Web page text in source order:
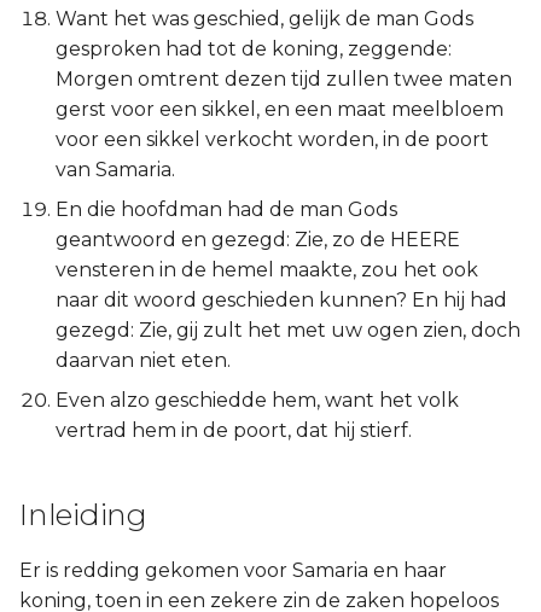
Want het was geschied, gelijk de man Gods
gesproken had tot de koning, zeggende:
Morgen omtrent dezen tijd zullen twee maten
gerst voor een sikkel, en een maat meelbloem
voor een sikkel verkocht worden, in de poort
van Samaria.
En die hoofdman had de man Gods
geantwoord en gezegd: Zie, zo de HEERE
vensteren in de hemel maakte, zou het ook
naar dit woord geschieden kunnen? En hij had
gezegd: Zie, gij zult het met uw ogen zien, doch
daarvan niet eten.
Even alzo geschiedde hem, want het volk
vertrad hem in de poort, dat hij stierf.
Inleiding
Er is redding gekomen voor Samaria en haar
koning, toen in een zekere zin de zaken hopeloos